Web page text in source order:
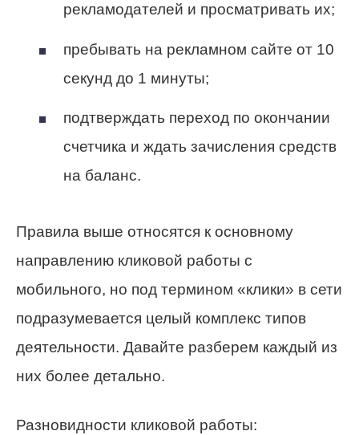
рекламодателей и просматривать их;
пребывать на рекламном сайте от 10
секунд до 1 минуты;
подтверждать переход по окончании
счетчика и ждать зачисления средств
на баланс.
Правила выше относятся к основному
направлению кликовой работы с
мобильного, но под термином «клики» в сети
подразумевается целый комплекс типов
деятельности. Давайте разберем каждый из
них более детально.
Разновидности кликовой работы: